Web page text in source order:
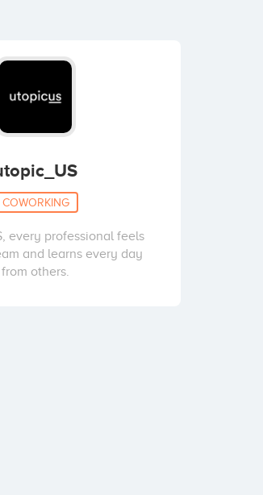
COWORKING
every professional feels
and learns every day
from others.